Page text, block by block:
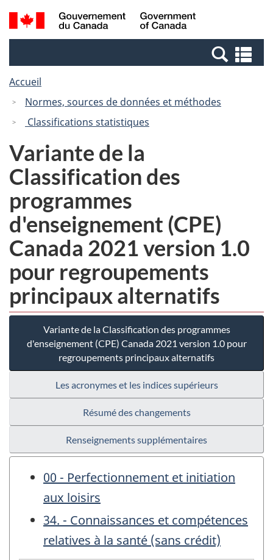
Passer
au
Passer
à
Canada
Recherche
et
et
Accueil
Normes, sources de données et méthodes
Classifications statistiques
Variante de la
Classification des
programmes
d'enseignement (CPE)
Canada 2021 version 1.0
pour regroupements
principaux alternatifs
Variante de la Classification des programmes
d'enseignement (CPE) Canada 2021 version 1.0 pour
regroupements principaux alternatifs
Les acronymes et les indices supérieurs
Résumé des changements
Renseignements supplémentaires
00 - Perfectionnement et initiation
aux loisirs
34. - Connaissances et compétences
relatives à la santé (sans crédit)